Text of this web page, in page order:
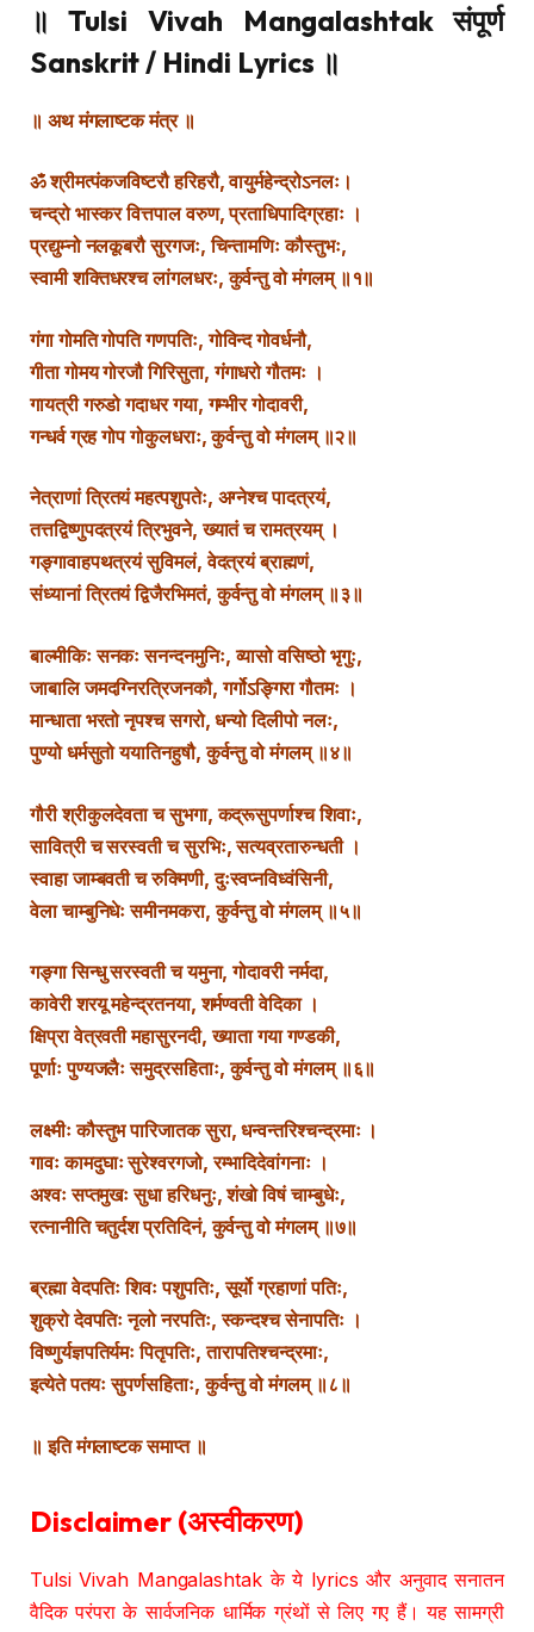
॥ Tulsi Vivah Mangalashtak संपूर्ण
Sanskrit / Hindi Lyrics ॥
॥ अथ मंगलाष्टक मंत्र ॥
ॐ श्रीमत्पंकजविष्टरौ हरिहरौ, वायुर्महेन्द्रोऽनलः।
चन्द्रो भास्कर वित्तपाल वरुण, प्रताधिपादिग्रहाः ।
प्रद्युम्नो नलकूबरौ सुरगजः, चिन्तामणिः कौस्तुभः,
स्वामी शक्तिधरश्च लांगलधरः, कुर्वन्तु वो मंगलम् ॥१॥
गंगा गोमति गोपति गणपतिः, गोविन्द गोवर्धनौ,
गीता गोमय गोरजौ गिरिसुता, गंगाधरो गौतमः ।
गायत्री गरुडो गदाधर गया, गम्भीर गोदावरी,
गन्धर्व ग्रह गोप गोकुलधराः, कुर्वन्तु वो मंगलम् ॥२॥
नेत्राणां त्रितयं महत्पशुपतेः, अग्नेश्च पादत्रयं,
तत्तद्विष्णुपदत्रयं त्रिभुवने, ख्यातं च रामत्रयम् ।
गङ्गावाहपथत्रयं सुविमलं, वेदत्रयं ब्राह्मणं,
संध्यानां त्रितयं द्विजैरभिमतं, कुर्वन्तु वो मंगलम् ॥३॥
बाल्मीकिः सनकः सनन्दनमुनिः, व्यासो वसिष्ठो भृगुः,
जाबालि जमदग्निरत्रिजनकौ, गर्गोऽङ्गिरा गौतमः ।
मान्धाता भरतो नृपश्च सगरो, धन्यो दिलीपो नलः,
पुण्यो धर्मसुतो ययातिनहुषौ, कुर्वन्तु वो मंगलम् ॥४॥
गौरी श्रीकुलदेवता च सुभगा, कद्रूसुपर्णाश्च शिवाः,
सावित्री च सरस्वती च सुरभिः, सत्यव्रतारुन्धती ।
स्वाहा जाम्बवती च रुक्मिणी, दुःस्वप्नविध्वंसिनी,
वेला चाम्बुनिधेः समीनमकरा, कुर्वन्तु वो मंगलम् ॥५॥
गङ्गा सिन्धु सरस्वती च यमुना, गोदावरी नर्मदा,
कावेरी शरयू महेन्द्रतनया, शर्मण्वती वेदिका ।
क्षिप्रा वेत्रवती महासुरनदी, ख्याता गया गण्डकी,
पूर्णाः पुण्यजलैः समुद्रसहिताः, कुर्वन्तु वो मंगलम् ॥६॥
लक्ष्मीः कौस्तुभ पारिजातक सुरा, धन्वन्तरिश्चन्द्रमाः ।
गावः कामदुघाः सुरेश्वरगजो, रम्भादिदेवांगनाः ।
अश्वः सप्तमुखः सुधा हरिधनुः, शंखो विषं चाम्बुधेः,
रत्नानीति चतुर्दश प्रतिदिनं, कुर्वन्तु वो मंगलम् ॥७॥
ब्रह्मा वेदपतिः शिवः पशुपतिः, सूर्यो ग्रहाणां पतिः,
शुक्रो देवपतिः नृलो नरपतिः, स्कन्दश्च सेनापतिः ।
विष्णुर्यज्ञपतिर्यमः पितृपतिः, तारापतिश्चन्द्रमाः,
इत्येते पतयः सुपर्णसहिताः, कुर्वन्तु वो मंगलम् ॥८॥
॥ इति मंगलाष्टक समाप्त ॥
Disclaimer (अस्वीकरण)
Tulsi Vivah Mangalashtak के ये lyrics और अनुवाद सनातन
वैदिक परंपरा के सार्वजनिक धार्मिक ग्रंथों से लिए गए हैं। यह सामग्री